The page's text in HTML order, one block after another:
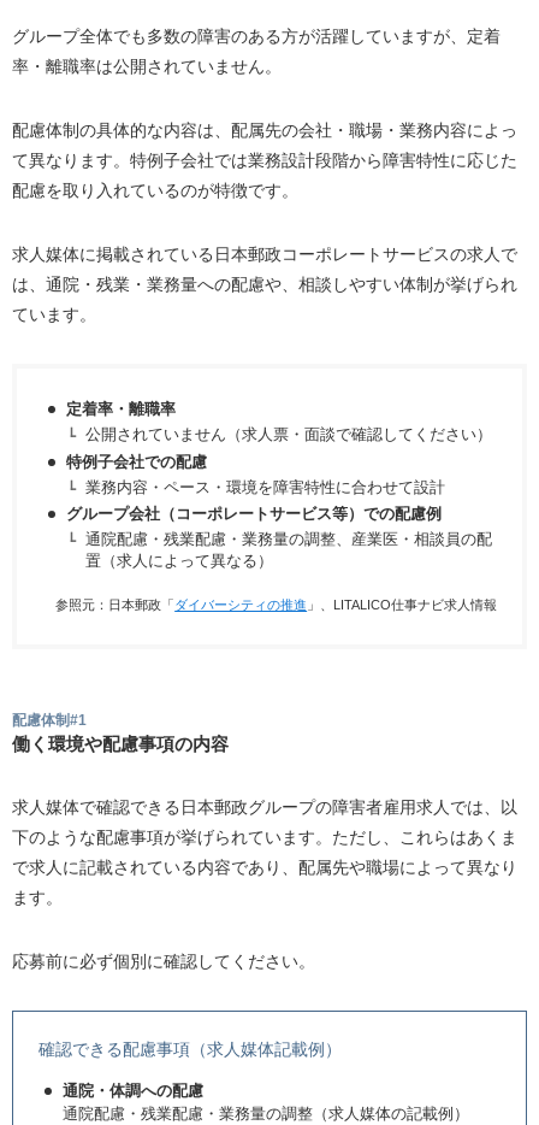
グループ全体でも多数の障害のある方が活躍していますが、定着
率・離職率は公開されていません。
配慮体制の具体的な内容は、配属先の会社・職場・業務内容によっ
て異なります。特例子会社では業務設計段階から障害特性に応じた
配慮を取り入れているのが特徴です。
求人媒体に掲載されている日本郵政コーポレートサービスの求人で
は、通院・残業・業務量への配慮や、相談しやすい体制が挙げられ
ています。
定着率・離職率
公開されていません（求人票・面談で確認してください）
特例子会社での配慮
業務内容・ペース・環境を障害特性に合わせて設計
グループ会社（コーポレートサービス等）での配慮例
通院配慮・残業配慮・業務量の調整、産業医・相談員の配
置（求人によって異なる）
参照元：日本郵政「 ダイバーシティの推進 」、LITALICO仕事ナビ求人情報
配慮体制#1
働く環境や配慮事項の内容
求人媒体で確認できる日本郵政グループの障害者雇用求人では、以
下のような配慮事項が挙げられています。ただし、これらはあくま
で求人に記載されている内容であり、配属先や職場によって異なり
ます。
応募前に必ず個別に確認してください。
確認できる配慮事項（求人媒体記載例）
通院・体調への配慮
通院配慮・残業配慮・業務量の調整（求人媒体の記載例）